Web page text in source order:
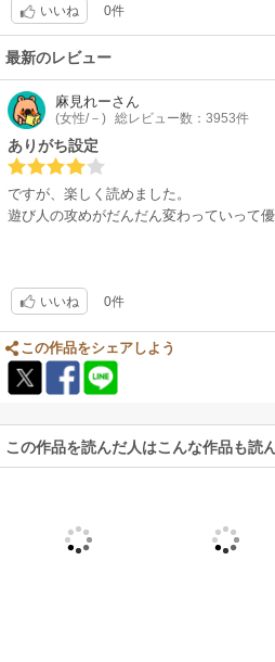
いいね 0件
最新のレビュー
麻見れーさん
(女性/－) 総レビュー数：3953件
ありがち設定
ですが、楽しく読めました。
遊び人の攻めがだんだん変わっていって
いいね 0件
この作品をシェアしよう
この作品を読んだ人はこんな作品も読